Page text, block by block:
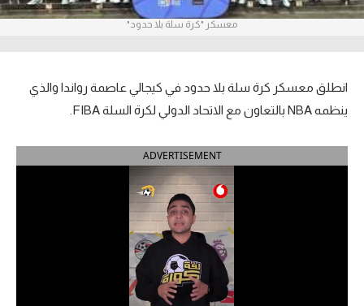
الدوري المصري
الدوري الإسباني
الدوري الإيطالي
الدوري السعودي للمحترفين
معسكر "كرة سلة بلا حدود"
انطلق معسكر كرة سلة بلا حدود في كيجالي عاصمة رواندا والذي
ينظمه NBA بالتعاون مع الاتحاد الدولي لكرة السلة FIBA.
ADVERTISEMENT